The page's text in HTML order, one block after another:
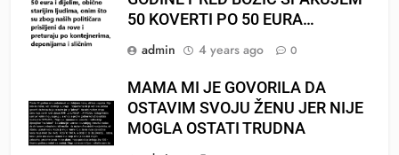
50 KOVERTI PO 50 EURA…
admin
4 years ago 0
MAMA MI JE GOVORILA DA
OSTAVIM SVOJU ŽENU JER NIJE
MOGLA OSTATI TRUDNA